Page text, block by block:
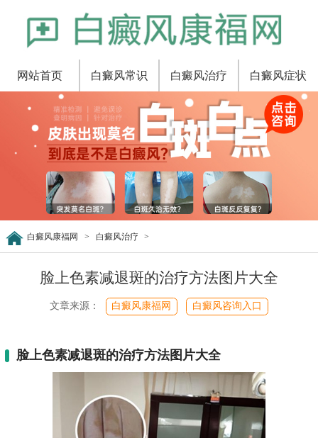
网站首页 白癜风常识 白癜风治疗 白癜风症状
白癜风康福网 > 白癜风治疗 >
脸上色素减退斑的治疗方法图片大全
文章来源： 白癜风康福网 白癜风咨询入口
脸上色素减退斑的治疗方法图片大全